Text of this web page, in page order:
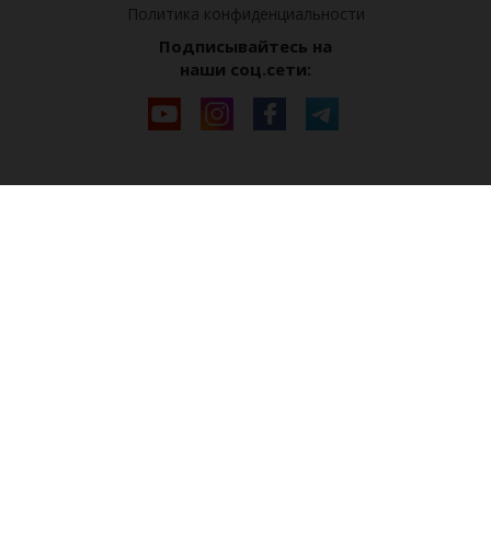
Политика конфиденциальности
Подписывайтесь на
наши соц.сети: